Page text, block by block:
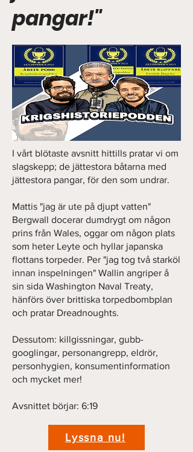
pangar!"
I vårt blötaste avsnitt hittills pratar vi om
slagskepp; de jättestora båtarna med
jättestora pangar, för den som undrar.
Mattis "jag är ute på djupt vatten"
Bergwall docerar dumdrygt om någon
prins från Wales, oggar om någon plats
som heter Leyte och hyllar japanska
flottans torpeder. Per "jag tog två starköl
innan inspelningen" Wallin angriper å
sin sida Washington Naval Treaty,
hänförs över brittiska torpedbombplan
och pratar Dreadnoughts.
Dessutom: killgissningar, gubb-
googlingar, personangrepp, eldrör,
personhygien, konsumentinformation
och mycket mer!
Avsnittet börjar: 6:19
Lyssna nu!